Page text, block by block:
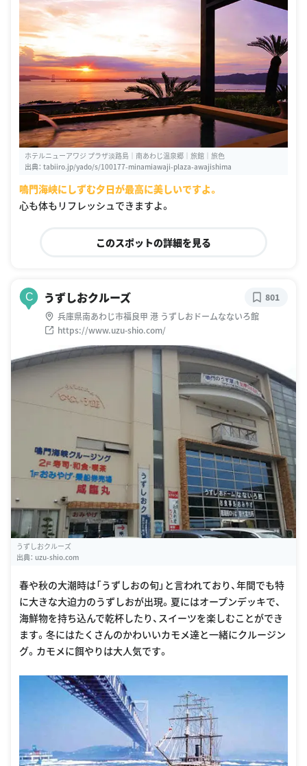
ホテルニューアワジ プラザ淡路島｜南あわじ温泉郷｜旅館｜旅色
出典： tabiiro.jp/yado/s/100177-minamiawaji-plaza-awajishima
鳴門海峡にしずむ夕日が最高に美しいですよ。
心も体もリフレッシュできますよ。
このスポットの詳細を見る
C うずしおクルーズ
兵庫県南あわじ市福良甲 港 うずしおドームなないろ館
https://www.uzu-shio.com/
801
うずしおクルーズ
出典： uzu-shio.com
春や秋の大潮時は「うずしおの旬」と言われており、年間でも特
に大きな大迫力のうずしおが出現。夏にはオープンデッキで、
海鮮物を持ち込んで乾杯したり、スイーツを楽しむことができ
ます。冬にはたくさんのかわいいカモメ達と一緒にクルージン
グ。カモメに餌やりは大人気です。